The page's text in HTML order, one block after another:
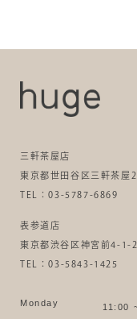
三軒茶屋店
東京都世田谷区三軒茶屋
TEL：03-5787-6869
表参道店
東京都渋谷区神宮前4-1-
TEL：03-5843-1425
Monday
11:00